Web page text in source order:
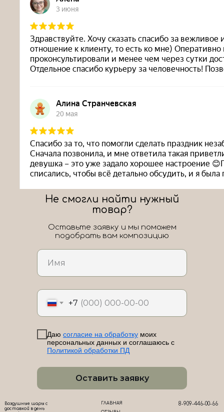
ЛоШАРик на карте Новороссийска — Яндекс Карты
+7
Даю согласие на обработку моих
персональных данных и соглашаюсь с
Политикой обработки ПД
Оставить заявку
Не смогли найти нужный
товар?
Оставьте заявку и мы поможем
подобрать вам композицию
ГЛАВНАЯ 8-909-446-00-66
Воздушные шары с
доставкой в день